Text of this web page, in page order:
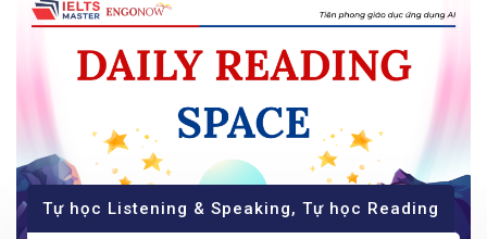
Tự học Listening & Speaking, Tự học Reading